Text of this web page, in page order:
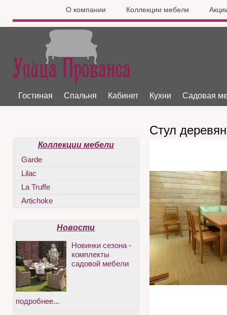
О компании Коллекции мебели
Гостиная Спальня Кабинет Кухни Садовая
Стул
Коллекции мебели
Garde
Lilac
La Truffe
Artichoke
Новости
Новинки сезона -
комплекты
садовой мебели
подробнее...